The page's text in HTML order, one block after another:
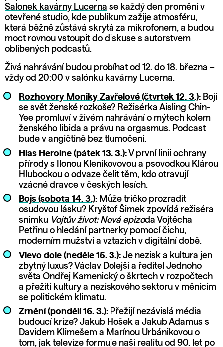
Salonek kavárny Lucerna se každý den promění v
otevřené studio, kde publikum zažije atmosféru,
která běžně zůstává skrytá za mikrofonem, a budou
moct rovnou vstoupit do diskuse s autorstvem
oblíbených podcastů.
Živá nahrávání budou probíhat od 12. do 18. března –
vždy od 20:00 v salónku kavárny Lucerna.
Rozhovory Moniky Zavřelové (čtvrtek 12. 3.): Bojí
se svět ženské rozkoše? Režisérka Aisling Chin-
Yee promluví v živém nahrávání o mýtech kolem
ženského libida a právu na orgasmus. Podcast
bude v angičtině bez tlumočení.
Hlas Heroine (pátek 13. 3.): V první linii ochrany
přírody s Ilonou Kleníkovovou a psovodkou Klárou
Hlubockou o odvaze čelit těm, kdo otravují
vzácné dravce v českých lesích.
Bojs (sobota 14. 3.): Může tričko prozradit
osudovou lásku? Kryštof Šimek zpovídá režiséra
snímku Vojtův život: Nová epizoda Vojtěcha
Petřinu o hledání partnerky pomocí čichu,
moderním mužství a vztazích v digitální době.
Vlevo dole (neděle 15. 3.): Je nezisk a kultura jen
zbytný luxus? Václav Dolejší a ředitel Jednoho
světa Ondřej Kamenický o škrtech v rozpočtech
a přežití kultury a neziskového sektoru v měnícím
se politickém klimatu.
Zrnění (pondělí 16. 3.): Přežijí nezávislá média
budoucí krize? Jakub Hošek a Jakub Adamus s
Davidem Klimešem a Marínou Urbánikovou o
tom, jak televize formuje naši realitu od 90. let po